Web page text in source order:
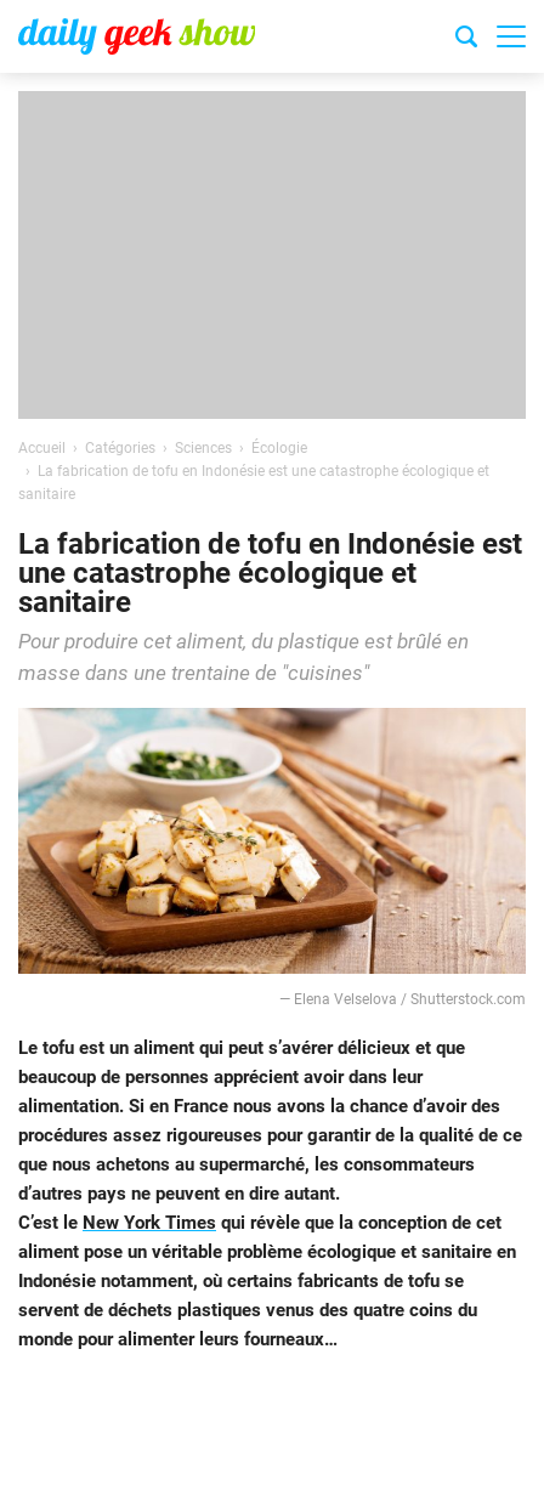
Accueil Catégories Sciences
Écologie
La fabrication de tofu en Indonésie est une catastrophe écologique et
sanitaire
La fabrication de tofu en Indonésie est
une catastrophe écologique et
sanitaire
Pour produire cet aliment, du plastique est brûlé en
masse dans une trentaine de "cuisines"
― Elena Velselova / Shutterstock.com
Le tofu est un aliment qui peut s’avérer délicieux et que
beaucoup de personnes apprécient avoir dans leur
alimentation. Si en France nous avons la chance d’avoir des
procédures assez rigoureuses pour garantir de la qualité de ce
que nous achetons au supermarché, les consommateurs
d’autres pays ne peuvent en dire autant.
C’est le New York Times qui révèle que la conception de cet
aliment pose un véritable problème écologique et sanitaire en
Indonésie notamment, où certains fabricants de tofu se
servent de déchets plastiques venus des quatre coins du
monde pour alimenter leurs fourneaux…